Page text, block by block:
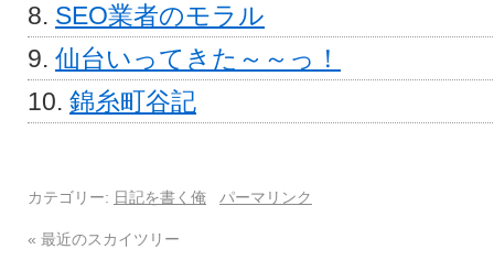
SEO業者のモラル
仙台いってきた～～っ！
錦糸町谷記
カテゴリー: 日記を書く俺 パーマリンク
« 最近のスカイツリー